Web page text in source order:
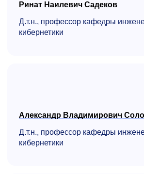
Ринат Наилевич Садеков
Д.т.н., профессор кафедры
кибернетики
Александр Владимирович
Д.т.н., профессор кафедры
кибернетики